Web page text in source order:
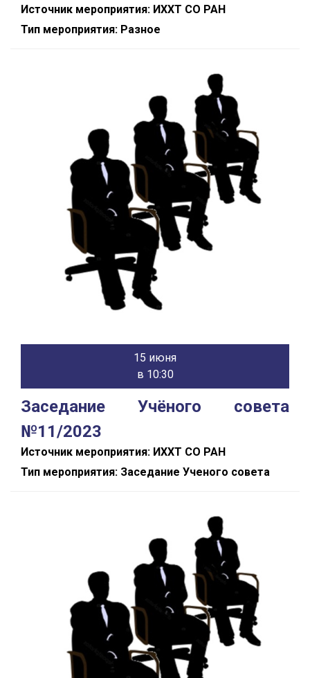
Источник мероприятия: ИХХТ СО РАН
Тип мероприятия: Разное
15 июня
в 10:30
Заседание Учёного совета
№11/2023
Источник мероприятия: ИХХТ СО РАН
Тип мероприятия: Заседание Ученого совета